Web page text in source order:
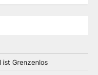
ist Grenzenlos